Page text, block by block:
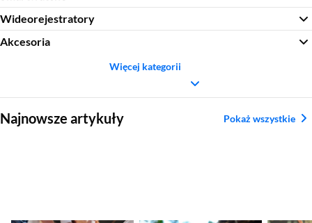
Wideorejestratory
Akcesoria
Więcej kategorii
Najnowsze artykuły Pokaż wszystkie